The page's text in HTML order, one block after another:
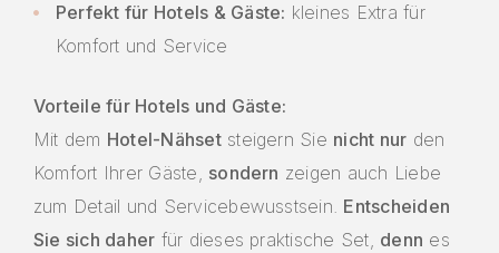
Perfekt für Hotels & Gäste: kleines Extra für
Komfort und Service
Vorteile für Hotels und Gäste:
Mit dem Hotel-Nähsetsteigern Sie nicht nur den
Komfort Ihrer Gäste, sondern zeigen auch Liebe
zum Detail und Servicebewusstsein. Entscheiden
Sie sich daher für dieses praktische Set, denn es